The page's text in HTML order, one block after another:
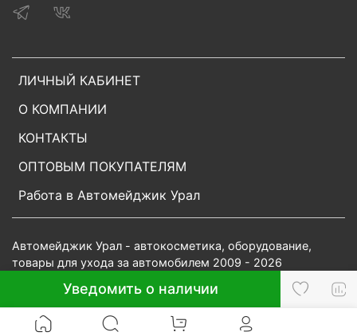
Уведомить о наличии
ЛИЧНЫЙ КАБИНЕТ
О КОМПАНИИ
КОНТАКТЫ
ОПТОВЫМ ПОКУПАТЕЛЯМ
Работа в Автомейджик Урал
Автомейджик Урал - автокосметика, оборудование,
товары для ухода за автомобилем 2009 - 2026